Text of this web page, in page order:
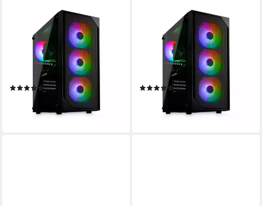
CYBERNERDS
P10 Pro AMD Ryzen 5 5500
RTX 5060 RGB Gaming PC
AMD Ryzen 5
Prozessor
16 GB DDR4 Arbeitsspeicher
Speicherkapazität
(24)
ab 1.089,00 €
31,62 €
mtl. in 48 Raten
lieferbar - in 3-4 Werktagen bei dir
CYBERNERDS
P10 Pro AMD Ryzen 5 5500
RTX 5060 RGB Gaming PC
AMD Ryzen 5
Prozessor
16 GB DDR4 Arbeitsspeicher
Speicherkapazität
(24)
ab 1.089,00 €
31,62 €
mtl. in 48 Raten
lieferbar - in 3-4 Werktagen bei dir